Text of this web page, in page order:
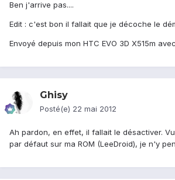
Ben j'arrive pas....
Edit : c'est bon il fallait que je décoche le
Envoyé depuis mon HTC EVO 3D X515m
Ghisy
Posté(e) 22 mai 2012
Ah pardon, en effet, il fallait le désactiver.
par défaut sur ma ROM (LeeDroid), je n'y